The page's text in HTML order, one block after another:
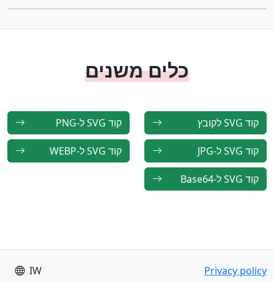
כלים משנים
קוד SVG לקובץ קוד SVG ל-PNG
קוד SVG ל-JPG קוד SVG ל-WEBP
קוד SVG ל-Base64
Privacy policy
IW